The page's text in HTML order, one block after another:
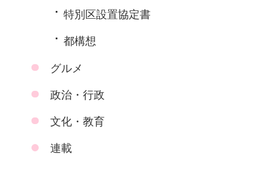
特別区設置協定書
都構想
グルメ
政治・行政
文化・教育
連載